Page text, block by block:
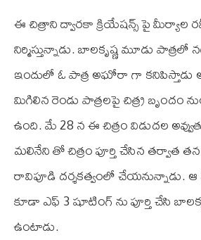
ఈ చిత్రాని ద్వారకా క్రియేషన్స్ పై మీర్యాల
నిర్మిస్తున్నాడు. బాలకృష్ణ మూడు పాత్రలో
ఇందులో ఓ పాత్ర అఘోరా గా
మిగిలిన రెండు పాత్రలపై చిత్ర్ర బృందం
ఉంది. మే 28 న ఈ చిత్రం విడుదల
మలినేని తో చిత్రం పూర్తి చేసిన తర్వాత
రావిపూడి దర్శకత్వంలో
కూడా ఎఫ్ 3 షూటింగ్ ను పూర్తి చేసి
ఉంటాడు.